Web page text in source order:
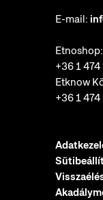
E-mail:
Etnoshop:
+36 1
Etknow
+36 1